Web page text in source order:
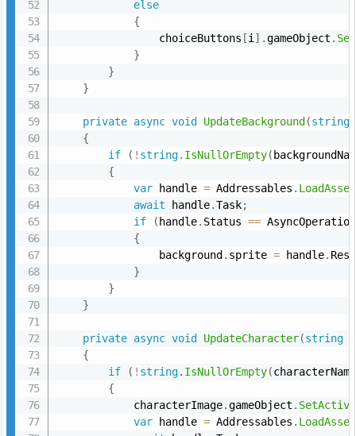
else
{
                choiceButtons
[i ] .gameObject .
}
}
}
private async void UpdateBackground (string
{
if
( ! string. IsNullOrEmpty(
{
var handle = Addressables .
await handle.Task;
if
( handle. Status ==
{
                background
. sprite = handle.
}
}
}
private async void UpdateCharacter(string
{
if
( ! string. IsNullOrEmpty(characterName
{
            characterImage
.gameObject . SetActive
var handle = Addressables .